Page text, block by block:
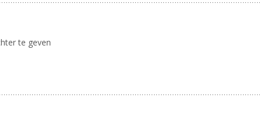
te geven